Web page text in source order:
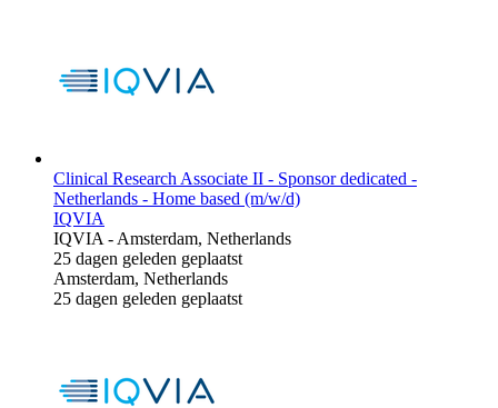
Clinical Research Associate II - Sponsor dedicated -
Netherlands - Home based (m/w/d)
IQVIA
IQVIA-Amsterdam, Netherlands
25 dagen geleden geplaatst
Amsterdam, Netherlands
25 dagen geleden geplaatst